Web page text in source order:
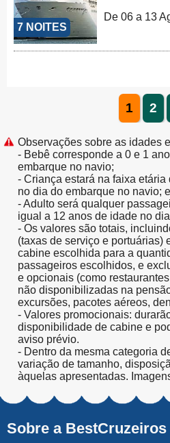
7 NOITES
De 06 a 13
1 2
Observações sobre as idades
- Bebê corresponde a 0 e 1
embarque no navio;
- Criança estará na faixa
no dia do embarque no navio;
- Adulto será qualquer
igual a 12 anos de idade no
- Os valores são totais,
(taxas de serviço e portuárias)
cabine escolhida para a
passageiros escolhidos, e
e opcionais (como
não disponibilizadas na
excursões, pacotes aéreos,
- Valores promocionais:
disponibilidade de cabine e
aviso prévio.
- Dentro da mesma categoria
variação de tamanho,
àquelas apresentadas.
Sobre a BestCruzeiros